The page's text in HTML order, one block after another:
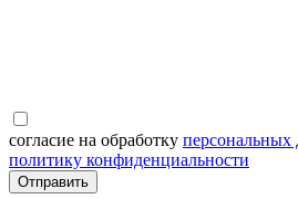
согласие на обработку персональных
политику конфиденциальности
Отправить